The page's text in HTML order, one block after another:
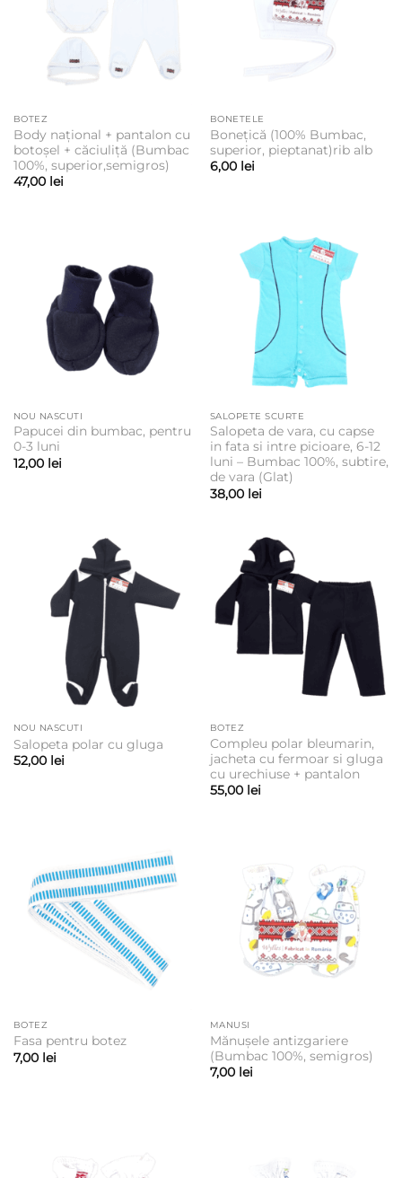
BOTEZ
Body național + pantalon cu
botoșel + căciuliță (Bumbac
100%, superior,semigros)
47,00 lei
BONETELE
Bonețică (100% Bumbac,
superior, pieptanat)rib alb
6,00 lei
NOU NASCUTI
Papucei din bumbac, pentru
0-3 luni
12,00 lei
SALOPETE SCURTE
Salopeta de vara, cu capse
in fata si intre picioare, 6-12
luni – Bumbac 100%, subtire,
de vara (Glat)
38,00 lei
NOU NASCUTI
Salopeta polar cu gluga
52,00 lei
BOTEZ
Compleu polar bleumarin,
jacheta cu fermoar si gluga
cu urechiuse + pantalon
55,00 lei
BOTEZ
Fasa pentru botez
7,00 lei
MANUSI
Mănușele antizgariere
(Bumbac 100%, semigros)
7,00 lei